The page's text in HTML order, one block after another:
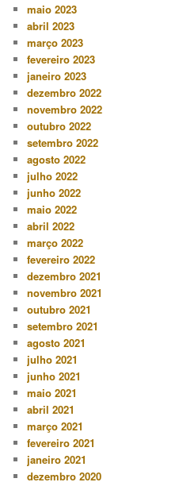
maio 2023
abril 2023
março 2023
fevereiro 2023
janeiro 2023
dezembro 2022
novembro 2022
outubro 2022
setembro 2022
agosto 2022
julho 2022
junho 2022
maio 2022
abril 2022
março 2022
fevereiro 2022
dezembro 2021
novembro 2021
outubro 2021
setembro 2021
agosto 2021
julho 2021
junho 2021
maio 2021
abril 2021
março 2021
fevereiro 2021
janeiro 2021
dezembro 2020